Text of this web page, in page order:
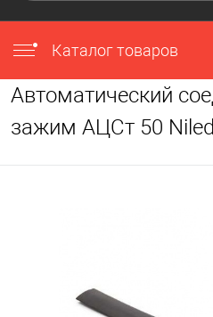
Каталог товаров
Автоматический
зажим АЦСт 50 Niled